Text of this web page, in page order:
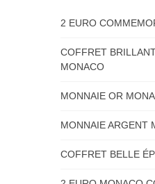
2 EURO
COFFRET
MONACO
MONNAIE OR
MONNAIE ARGENT
COFFRET BELLE